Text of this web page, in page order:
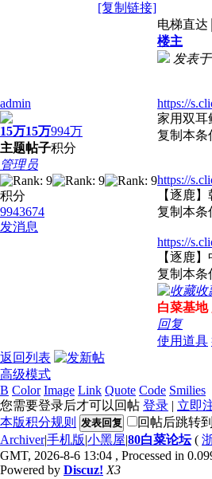
[复制链接]
admin
15万
主题
15万
帖子
994万
积分
管理员
积分
9943674
发消息
电梯直达
楼主
发表
https://
家用双耳
复制本条
https://
【逐鹿
复制本条
https://
【逐鹿
复制本条
收
白菜基地
回复
使用道具
返回列表
高级模式
B Color Image Link Quote Code Smilies
您需要登录后才可以回帖 登录 | 立即
本版积分规则
发表回复
回帖后跳转
Archiver|手机版|小黑屋|80白菜论坛(
GMT, 2026-8-6 13:04 , Processed in
Powered by Discuz! X3